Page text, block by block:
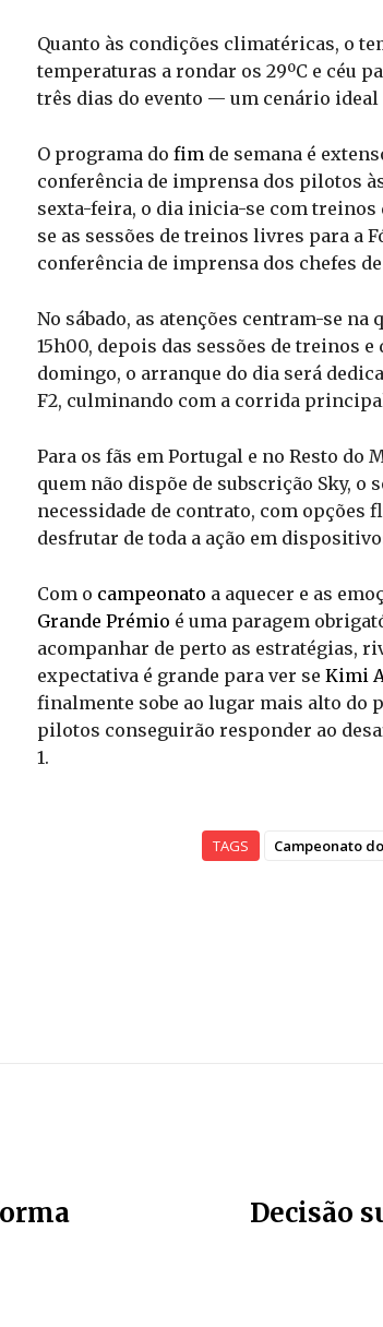
Quanto às condições climatéricas, o
temperaturas a rondar os 29ºC e céu
três dias do evento — um cenário
O programa do fim de semana é
conferência de imprensa dos pilotos
sexta-feira, o dia inicia-se com treinos
se as sessões de treinos livres para a
conferência de imprensa dos chefes
No sábado, as atenções centram-se na
15h00, depois das sessões de treinos
domingo, o arranque do dia será
F2, culminando com a corrida
Para os fãs em Portugal e no Resto do
quem não dispõe de subscrição Sky,
necessidade de contrato, com
desfrutar de toda a ação em
Com o campeonato a aquecer e as
Grande Prémio é uma paragem
acompanhar de perto as estratégias,
expectativa é grande para ver se Kimi
finalmente sobe ao lugar mais alto do
pilotos conseguirão responder ao
1.
TAGS Campeonato
Decisão